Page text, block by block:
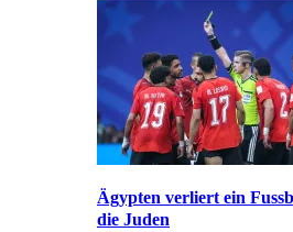
Ägypten verliert ein
die Juden